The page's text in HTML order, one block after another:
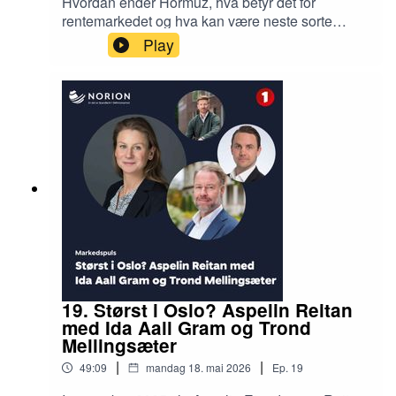
rentemarkedet og hva kan være neste sorte
svane? Dane Cekov, Rente og valutastrateg i
SB1 Markets diskuterer finansiering og eiendom
med Martin Solem, Leder kapitalmarkeder i
Norion Næringsmegling og podcastvert Jan
Håvard Valstad. Ønsker vi oss egentlig svenske
tilstander, er AI blitt en eiendoms-boble og hvor
langt unna priskrysset for næringseiendom er vi?
Play
19. Størst i Oslo? Aspelin Reitan
med Ida Aall Gram og Trond
Mellingsæter
49:09 | mandag 18. mai 2026 | Ep. 19